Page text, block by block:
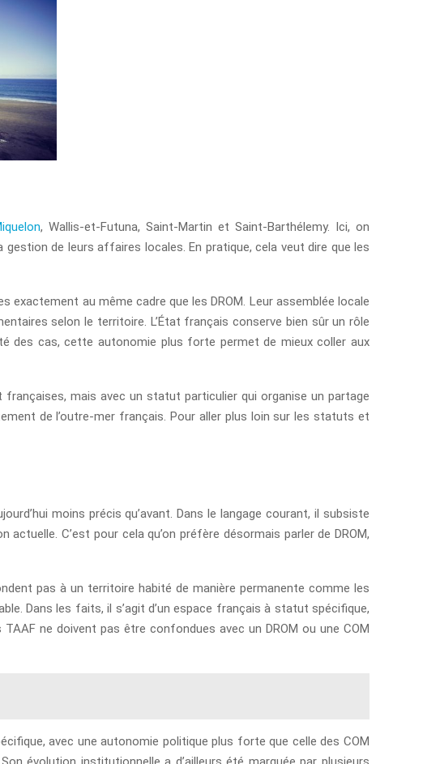
, Wallis-et-Futuna, Saint-Martin et Saint-Barthélemy. Ici, on
de leurs affaires locales. En pratique, cela veut dire que les
au même cadre que les DROM. Leur assemblée locale
selon le territoire. L’État français conserve bien sûr un rôle
des cas, cette autonomie plus forte permet de mieux coller aux
mais avec un statut particulier qui organise un partage
de l’outre-mer français. Pour aller plus loin sur les statuts et
moins précis qu’avant. Dans le langage courant, il subsiste
C’est pour cela qu’on préfère désormais parler de DROM,
pas à un territoire habité de manière permanente comme les
Dans les faits, il s’agit d’un espace français à statut spécifique,
ne doivent pas être confondues avec un DROM ou une COM
avec une autonomie politique plus forte que celle des COM